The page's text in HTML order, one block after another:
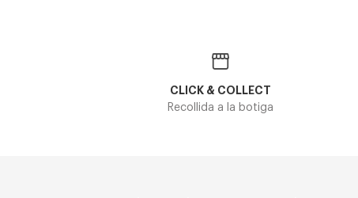
CLICK & COLLECT
Recollida a la botiga